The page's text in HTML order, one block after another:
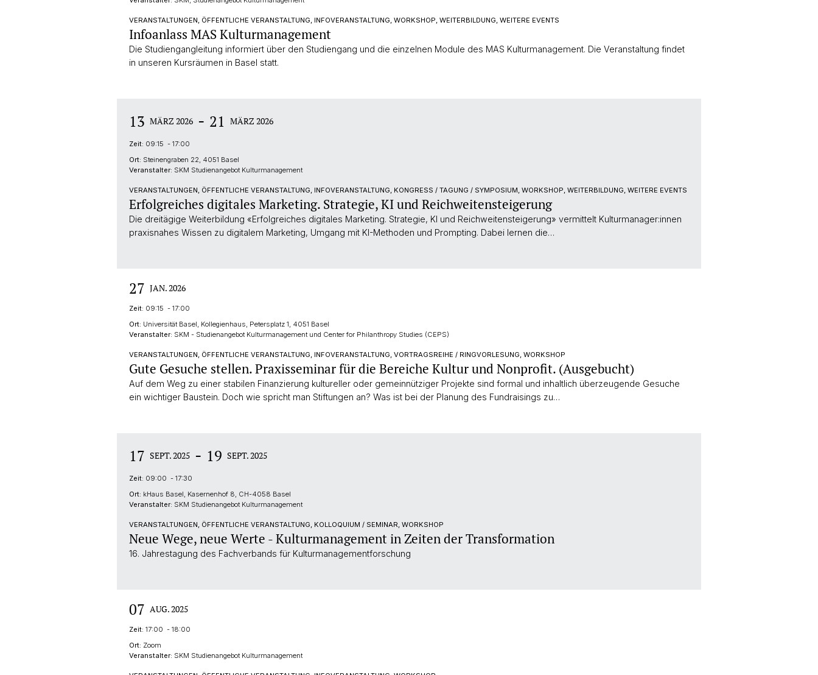
VERANSTALTUNGEN, ÖFFENTLICHE VERANSTALTUNG, INFOVERANSTALTUNG, WORKSHOP, WEITERBILDUNG, WEITERE EVENTS
Infoanlass MAS Kulturmanagement
Die Studiengangleitung informiert über den Studiengang und die einzelnen Module des MAS Kulturmanagement. Die Veranstaltung findet
in unseren Kursräumen in Basel statt.
13 MÄRZ 2026 - 21 MÄRZ 2026
Zeit: 09:15 - 17:00
Ort: Steinengraben 22, 4051 Basel
Veranstalter: SKM Studienangebot Kulturmanagement
VERANSTALTUNGEN, ÖFFENTLICHE VERANSTALTUNG, INFOVERANSTALTUNG, KONGRESS / TAGUNG / SYMPOSIUM, WORKSHOP, WEITERBILDUNG, WEITERE EVENTS
Erfolgreiches digitales Marketing. Strategie, KI und Reichweitensteigerung
Die dreitägige Weiterbildung «Erfolgreiches digitales Marketing. Strategie, KI und Reichweitensteigerung» vermittelt Kulturmanager:innen
praxisnahes Wissen zu digitalem Marketing, Umgang mit KI-Methoden und Prompting. Dabei lernen die…
27 JAN. 2026
Zeit: 09:15 - 17:00
Ort: Universität Basel, Kollegienhaus, Petersplatz 1, 4051 Basel
Veranstalter: SKM - Studienangebot Kulturmanagement und Center for Philanthropy Studies (CEPS)
VERANSTALTUNGEN, ÖFFENTLICHE VERANSTALTUNG, INFOVERANSTALTUNG, VORTRAGSREIHE / RINGVORLESUNG, WORKSHOP
Gute Gesuche stellen. Praxisseminar für die Bereiche Kultur und Nonprofit. (Ausgebucht)
Auf dem Weg zu einer stabilen Finanzierung kultureller oder gemeinnütziger Projekte sind formal und inhaltlich überzeugende Gesuche
ein wichtiger Baustein. Doch wie spricht man Stiftungen an? Was ist bei der Planung des Fundraisings zu…
17 SEPT. 2025 - 19 SEPT. 2025
Zeit: 09:00 - 17:30
Ort: kHaus Basel, Kasernenhof 8, CH-4058 Basel
Veranstalter: SKM Studienangebot Kulturmanagement
VERANSTALTUNGEN, ÖFFENTLICHE VERANSTALTUNG, KOLLOQUIUM / SEMINAR, WORKSHOP
Neue Wege, neue Werte - Kulturmanagement in Zeiten der Transformation
16. Jahrestagung des Fachverbands für Kulturmanagementforschung
07 AUG. 2025
Zeit: 17:00 - 18:00
Ort: Zoom
Veranstalter: SKM Studienangebot Kulturmanagement